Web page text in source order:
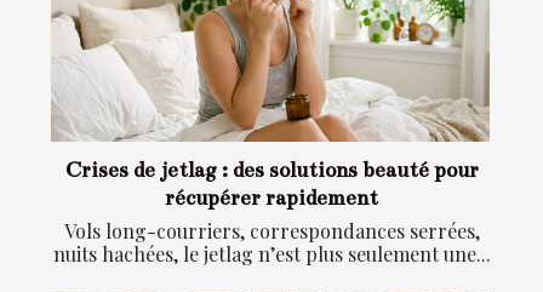
Crises de jetlag : des solutions beauté pour
récupérer rapidement
Vols long-courriers, correspondances serrées,
nuits hachées, le jetlag n’est plus seulement une...